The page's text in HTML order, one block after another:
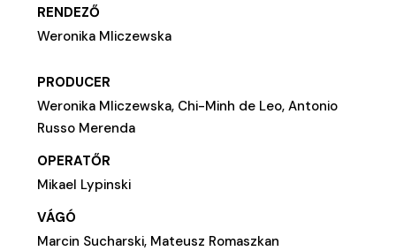
RENDEZŐ
Weronika Mliczewska
PRODUCER
Weronika Mliczewska, Chi-Minh de Leo, Antonio
Russo Merenda
OPERATŐR
Mikael Lypinski
VÁGÓ
Marcin Sucharski, Mateusz Romaszkan